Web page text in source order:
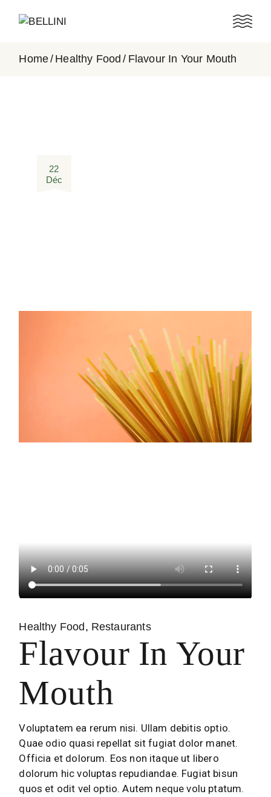
Home Healthy Food Flavour In Your Mouth
22
Déc
Healthy Food Restaurants
Flavour In Your
Mouth
Voluptatem ea rerum nisi. Ullam debitis optio.
Quae odio quasi repellat sit fugiat dolor manet.
Officia et dolorum. Eos non itaque ut libero
dolorum hic voluptas repudiandae. Fugiat bisun
quos et odit vel optio. Autem neque volu ptatum.